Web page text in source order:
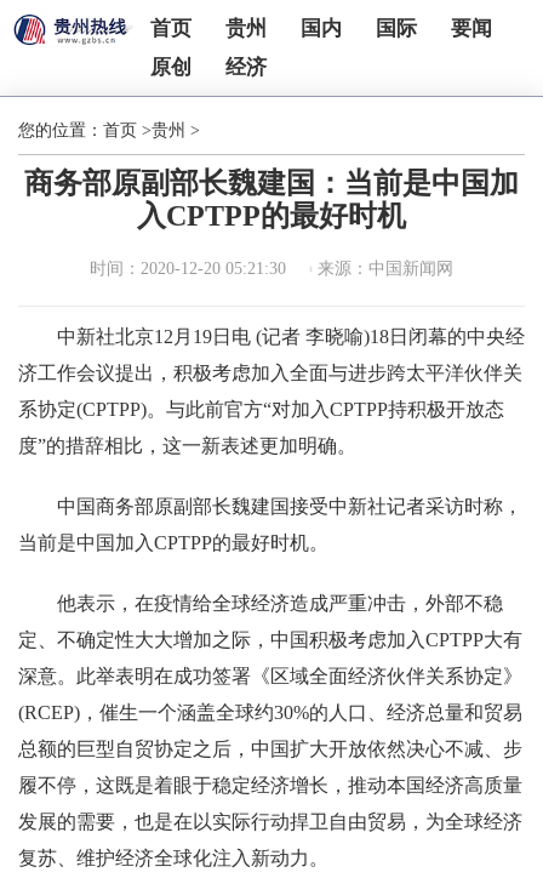
首页 贵州 国内 国际
要闻
原创
经济
您的位置： 首页 >贵州 >
商务部原副部长魏建国：当前是中国加
入CPTPP的最好时机
时间：2020-12-20 05:21:30 来源：中国新闻网
中新社北京12月19日电 (记者 李晓喻)18日闭幕的中央经
济工作会议提出，积极考虑加入全面与进步跨太平洋伙伴关
系协定(CPTPP)。与此前官方“对加入CPTPP持积极开放态
度”的措辞相比，这一新表述更加明确。
中国商务部原副部长魏建国接受中新社记者采访时称，
当前是中国加入CPTPP的最好时机。
他表示，在疫情给全球经济造成严重冲击，外部不稳
定、不确定性大大增加之际，中国积极考虑加入CPTPP大有
深意。此举表明在成功签署《区域全面经济伙伴关系协定》
(RCEP)，催生一个涵盖全球约30%的人口、经济总量和贸易
总额的巨型自贸协定之后，中国扩大开放依然决心不减、步
履不停，这既是着眼于稳定经济增长，推动本国经济高质量
发展的需要，也是在以实际行动捍卫自由贸易，为全球经济
复苏、维护经济全球化注入新动力。